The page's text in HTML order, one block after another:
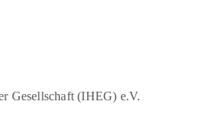
Gesellschaft (IHEG) e.V.